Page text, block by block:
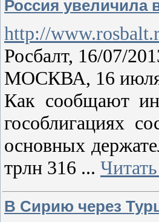
Россия
http://
Росбалт, 16/07/
МОСКВА, 16 июля.
Как сообщают
гособлигациях
основных
трлн 316 ...
В Сирию через